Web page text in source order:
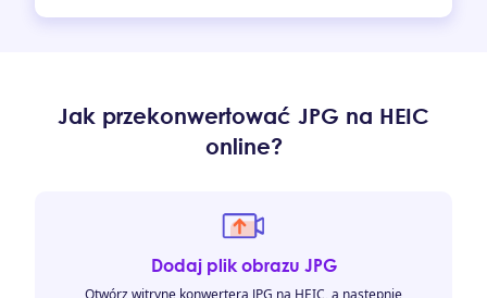
Jak przekonwertować JPG na HEIC
online?
Dodaj plik obrazu JPG
Otwórz witrynę konwertera JPG na HEIC, a następnie